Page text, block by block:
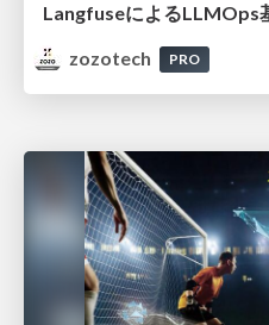
LangfuseによるLLMOps
zozotech
PRO